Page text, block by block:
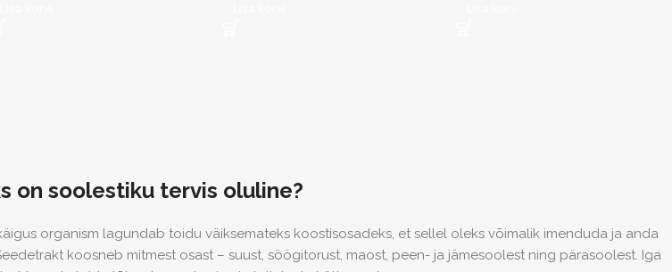
on soolestiku tervis oluline?
organism lagundab toidu väiksemateks koostisosadeks, et sellel oleks võimalik imenduda ja anda
koosneb mitmest osast – suust, söögitorust, maost, peen- ja jämesoolest ning pärasoolest. Iga